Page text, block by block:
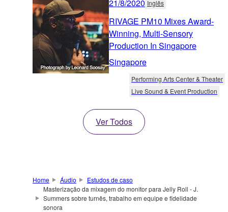
21/8/2020 Inglês
RIVAGE PM10 Mixes Award-
Winning, Multi-Sensory
Production In Singapore
Singapore
Performing Arts Center & Theater
Live Sound & Event Production
Ver Todos
Home Áudio
Estudos de caso
Masterização da mixagem do monitor para Jelly Roll - J.
Summers sobre turnês, trabalho em equipe e fidelidade
sonora